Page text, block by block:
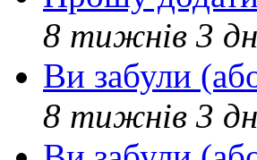
8 тижнів 3
Ви забули
8 тижнів 3